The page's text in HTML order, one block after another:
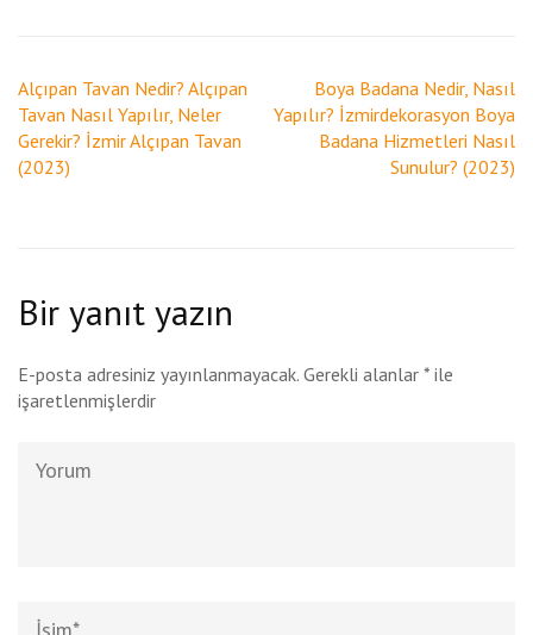
Yazı
gezinmesi
Alçıpan Tavan Nedir? Alçıpan
Tavan Nasıl Yapılır, Neler
Gerekir? İzmir Alçıpan Tavan
(2023)
Boya Badana Nedir, Nasıl
Yapılır? İzmirdekorasyon Boya
Badana Hizmetleri Nasıl
Sunulur? (2023)
Bir yanıt yazın
E-posta adresiniz yayınlanmayacak. Gerekli alanlar * ile
işaretlenmişlerdir
*